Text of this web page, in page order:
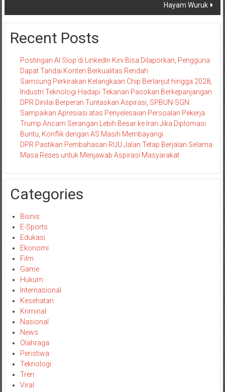
Hayam Wuruk
Recent Posts
Postingan AI Slop di LinkedIn Kini Bisa Dilaporkan, Pengguna
Dapat Tandai Konten Berkualitas Rendah
Samsung Perkirakan Kelangkaan Chip Berlanjut hingga 2028,
Industri Teknologi Hadapi Tekanan Pasokan Berkepanjangan
DPR Dinilai Berperan Tuntaskan Aspirasi, SPBUN-SGN
Sampaikan Apresiasi atas Penyelesaian Persoalan Pekerja
Trump Ancam Serangan Lebih Besar ke Iran Jika Diplomasi
Buntu, Konflik dengan AS Masih Membayangi
DPR Pastikan Pembahasan RUU Jalan Tetap Berjalan Selama
Masa Reses untuk Menjawab Aspirasi Masyarakat
Categories
Bisnis
E-Sports
Edukasi
Ekonomi
Film
Game
Hukum
Internasional
Kesehatan
Kriminal
Nasional
News
Olahraga
Peristiwa
Teknologi
Tren
Viral